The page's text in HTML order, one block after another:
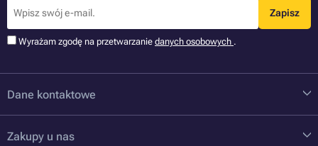
Zapisz
Wyrażam zgodę na przetwarzanie danych osobowych .
Dane kontaktowe
Zakupy u nas